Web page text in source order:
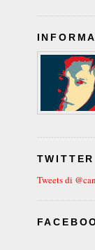
TWITTER
Tweets di